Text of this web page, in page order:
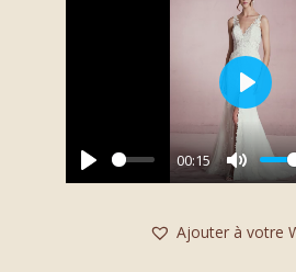
Play
00:15
Mute
Play
Ajouter à votre